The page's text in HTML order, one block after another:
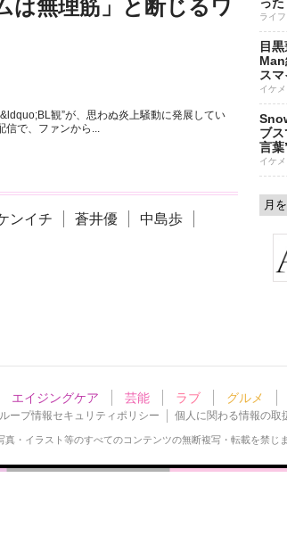
は無理筋」と断じるワ
観”が、思わぬ炎上騒動に発展してい
信で、ファンから...
ンイチ 蒼井優
中島歩
っ
ライフ
目
ス
イケメ
ブ
言葉
イケメ
エイジングケア 芸能 ラブ グルメ
ープ情報セキュリティポリシー 個人に関わる情報の取
真・イラスト等のすべてのコンテンツの無断複写・転載を禁じま